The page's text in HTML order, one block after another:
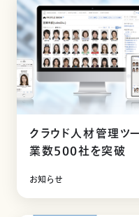
クラウド人材管理ツ
業数500社を突破
お知らせ